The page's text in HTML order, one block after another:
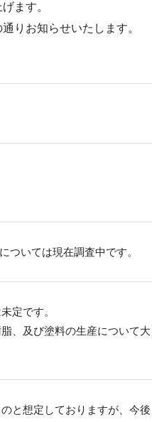
ます。
りお知らせいたします。
ついては現在調査中です。
定です。
、及び塗料の生産について
と想定しておりますが、今